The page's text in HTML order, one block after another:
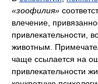
«зоофилия»
влечение,
привлекательности,
животным.
чаще ссылается на
привлекательности